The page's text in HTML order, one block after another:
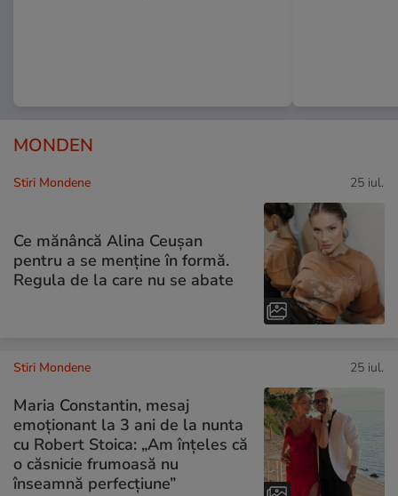
MONDEN
Stiri Mondene 25 iul.
Ce mănâncă Alina Ceușan
pentru a se menține în formă.
Regula de la care nu se abate
Stiri Mondene 25 iul.
Maria Constantin, mesaj
emoționant la 3 ani de la nunta
cu Robert Stoica: „Am înțeles că
o căsnicie frumoasă nu
înseamnă perfecțiune”